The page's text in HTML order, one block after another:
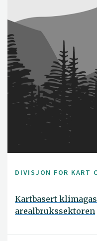
DIVISJON FOR KART
Kartbasert
arealbrukssektoren